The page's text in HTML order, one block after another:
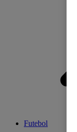
Futebol